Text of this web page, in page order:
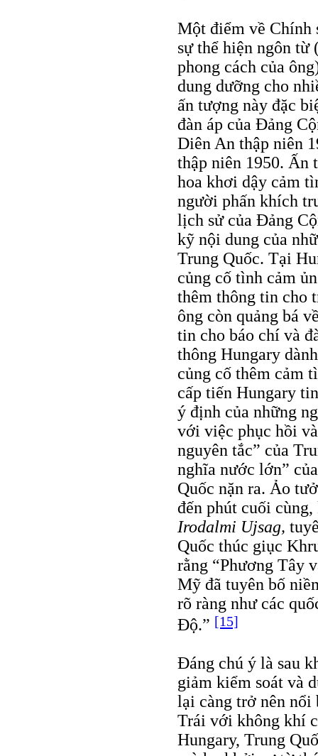
Một điểm về Chính
sự thể hiện ngôn từ
phong cách của
dung dưỡng cho
ấn tượng này đặc
đàn áp của Đảng
Diên An thập niên
thập niên 1950. Ấn
hoa khơi dậy cảm
người phấn khích
lịch sử của Đảng
kỹ nội dung của
Trung Quốc. Tại
củng cố tình cảm
thêm thông tin cho
ông còn quảng bá
tin cho báo chí và
thông Hungary
củng cố thêm cảm
cấp tiến Hungary
ý định của những
với việc phục hồi
nguyên tắc” của
nghĩa nước lớn”
Quốc nặn ra. Ảo
đến phút cuối
Irodalmi Ujsag,
Quốc thúc giục
rằng “Phương Tây
Mỹ đã tuyên bố
rõ ràng như các
Độ.” [15]
Đáng chú ý là sau
giảm kiểm soát và
lại càng trở nên nổi
Trái với không khí
Hungary, Trung